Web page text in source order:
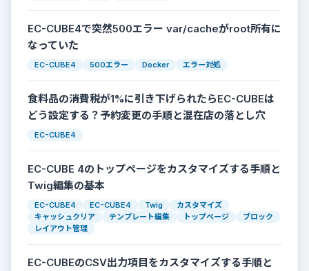
EC-CUBE4で突然500エラー var/cacheがroot所有に
なっていた
EC-CUBE4 500エラー Docker エラー対処
食料品の消費税が1%に引き下げられたらEC-CUBEは
どう設定する？予約変更の手順と混在店の落とし穴
EC-CUBE4
EC-CUBE 4のトップページをカスタマイズする手順と
Twig編集の基本
EC-CUBE4 EC-CUBE4 Twig
カスタマイズ
キャッシュクリア
テンプレート編集 トップページ
ブロック
レイアウト管理
EC-CUBEのCSV出力項目をカスタマイズする手順と